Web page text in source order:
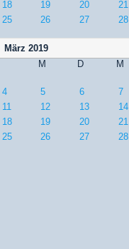
18
19 20 21
25
26 27 28
März 2019
M
D M
4
5 6 7
11
12 13 14
18
19 20 21
25
26 27 28